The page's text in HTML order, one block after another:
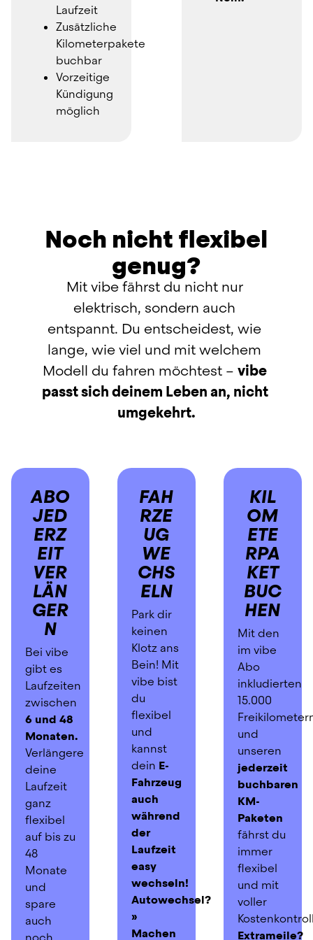
Laufzeit
Zusätzliche
Kilometerpakete
buchbar
Vorzeitige
Kündigung
möglich
Noch nicht flexibel
genug?
Mit vibe fährst du nicht nur
elektrisch, sondern auch
entspannt. Du entscheidest, wie
lange, wie viel und mit welchem
Modell du fahren möchtest – vibe
passt sich deinem Leben an, nicht
umgekehrt.
ABO
JED
ERZ
EIT
VER
LÄN
GER
N
Bei vibe
gibt es
Laufzeiten
zwischen
6 und 48
Verlängere
deine
Laufzeit
ganz
flexibel
auf bis zu
48
Monate
und
spare
auch
FAH
RZE
UG
WE
CHS
ELN
Park dir
keinen
Klotz ans
Bein! Mit
vibe bist
du
flexibel
und
kannst
dein E-
Fahrzeug
auch
während
der
Laufzeit
easy
wechseln!
Autowechsel?
»
Machen
KIL
OM
ETE
RPA
KET
BUC
HEN
Mit den
im vibe
Abo
inkludierten
15.000
und
jederzeit
buchbaren
KM-
Paketen
fährst du
immer
flexibel
und mit
voller
Extrameile?